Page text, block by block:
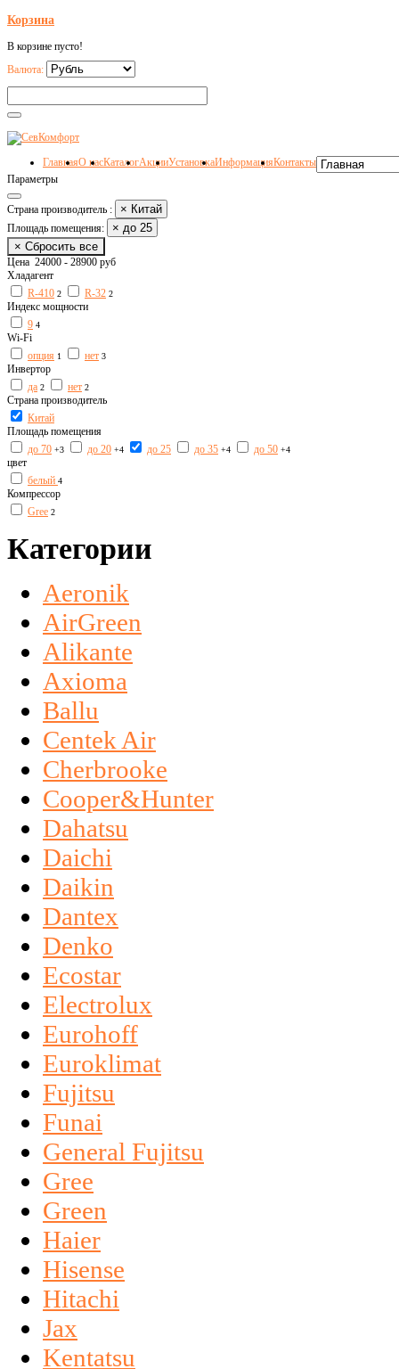
Корзина
В корзине пусто!
Валюта:
ГлавнаяО насКаталогАкцииУстановкаИнформацияКонтакты
Параметры
Страна производитель : × Китай
Площадь помещения:
× до 25
× Сбросить все
Цена 24000 - 28900 руб
Хладагент
R-410 2 R-32 2
Индекс мощности
9 4
Wi-Fi
опция 1 нет 3
Инвертор
да 2 нет 2
Страна производитель
Китай
Площадь помещения
до 70 +3 до 20 +4 до 25 до 35 +4 до 50 +4
цвет
белый 4
Компрессор
Gree 2
Категории
Aeronik
AirGreen
Alikante
Axioma
Ballu
Centek Air
Cherbrooke
Cooper&Hunter
Dahatsu
Daichi
Daikin
Dantex
Denko
Ecostar
Electrolux
Eurohoff
Euroklimat
Fujitsu
Funai
General Fujitsu
Gree
Green
Haier
Hisense
Hitachi
Jax
Kentatsu